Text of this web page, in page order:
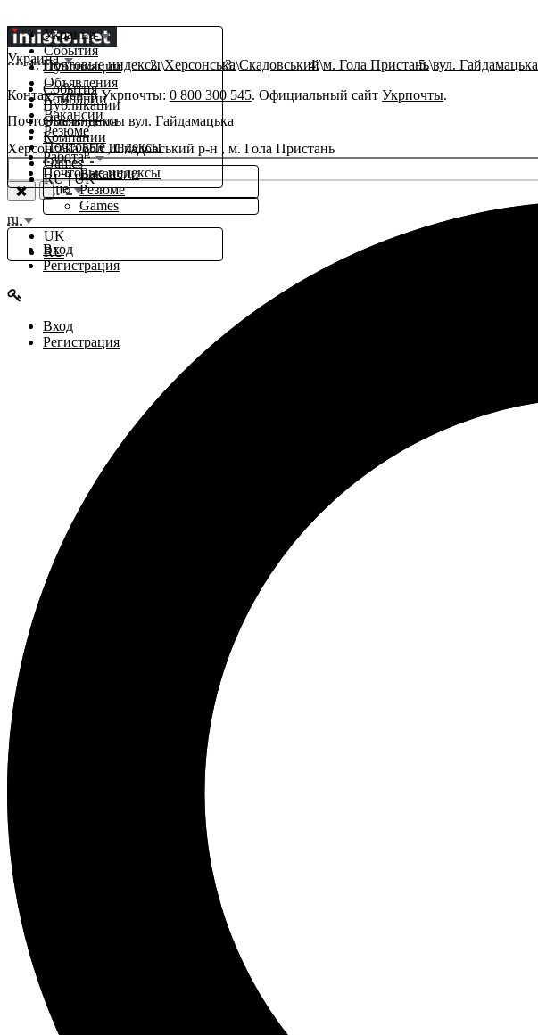
Украина
События
Публикации
Объявления
Компании
Вакансии
Резюме
Почтовые индексы
Games
RU|UK
Украина
События
Публикации
Объявления
Компании
Работаβ
Вакансии
Резюме
Почтовые индексы
Еще
Games
ru
UK
RU
Вход
Регистрация
Вход
Регистрация
Почтовые индексы Херсонська Скадовський м. Гола Пристань вул. Гайдамацька
Контакт-центр Укрпочты: 0 800 300 545. Официальный сайт Укрпочты.
Почтовые индексы вул. Гайдамацька
Херсонська обл., Скадовський р-н , м. Гола Пристань